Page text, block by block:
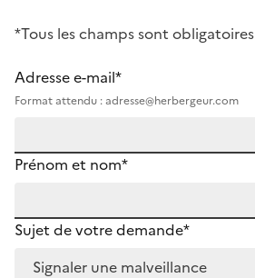
*Tous les champs sont obligatoires
Adresse e-mail*
Format attendu : adresse@herbergeur.com
Prénom et nom*
Sujet de votre demande*